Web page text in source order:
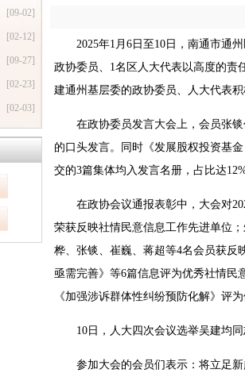
[09-02]
[02-12]
[09-27]
[02-23]
[02-03]
2025年1月6日至10日，南通市通
政协委员、1名区人大代表以高度的责
建通州基层委的政协委员、人大代表
在政协委员发言大会上，会员张
的口头发言。同时《发展股权投资基
交的3篇集体均入发言名册，占比达12%
在政协会议通报表彰中，大会对
荣获反映社情民意信息工作先进单位
桦、张锬、崔巍、蒋超等4名会员获反
亟需完善》等6篇信息评为优秀社情民
《加强涉诉群体性纠纷预防化解》评为
10日，人大四次会议选举吴建均
参加大会的会员们表示：将立足